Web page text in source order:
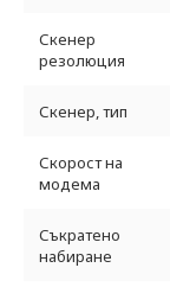
Скенер
резолюция
Скенер, тип
Скорост на
модема
Съкратено
набиране